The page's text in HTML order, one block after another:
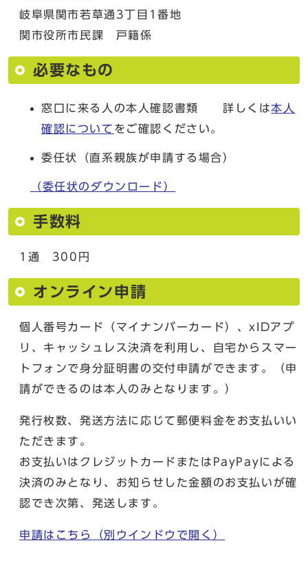
岐阜県関市若草通3丁目1番地
関市役所市民課 戸籍係
必要なもの
窓口に来る人の本人確認書類 詳しくは本人
確認について をご確認ください。
委任状（直系親族が申請する場合）
（委任状のダウンロード）
手数料
1通 300円
オンライン申請
個人番号カード（マイナンバーカード）、xIDアプ
リ、キャッシュレス決済を利用し、自宅からスマー
トフォンで身分証明書の交付申請ができます。（申
請ができるのは本人のみとなります。）
発行枚数、発送方法に応じて郵便料金をお支払いい
ただきます。
お支払いはクレジットカードまたはPayPayによる
決済のみとなり、お知らせした金額のお支払いが確
認でき次第、発送します。
申請はこちら （別ウインドウで開く）